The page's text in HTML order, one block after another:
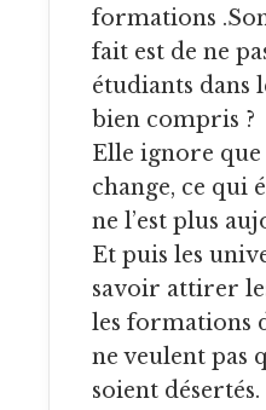
formations
fait est de ne
étudiants dans
bien compris ?
Elle ignore
change, ce qui
ne l’est plus
Et puis les
savoir attirer
les formations
ne veulent pas
soient désertés.